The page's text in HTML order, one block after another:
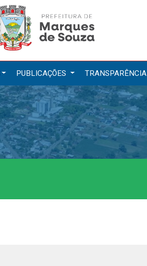
PUBLICAÇÕES TRANSPARÊNCIA
Serviços
IPTU 2026
Nota Fiscal Eletrônica